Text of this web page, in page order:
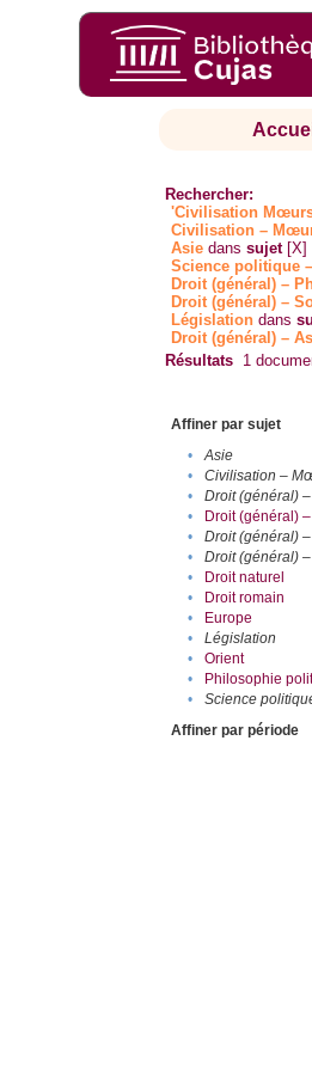
Rechercher:
'Civilisation
Civilisation –
Asie danssujet [X]
Science politique
Droit (général) –
Droit (général) –
Législation dans
Droit (général) –
Résultats 1
Affiner par sujet
•
Asie
•
Civilisation –
•
Droit (général)
•
Droit (général)
•
Droit (général)
•
Droit (général)
•
Droit naturel
•
Droit romain
•
Europe
•
Législation
•
Orient
•
Philosophie
•
Science
Affiner par période